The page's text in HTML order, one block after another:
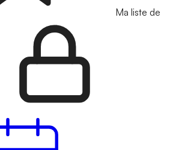
Ma liste de